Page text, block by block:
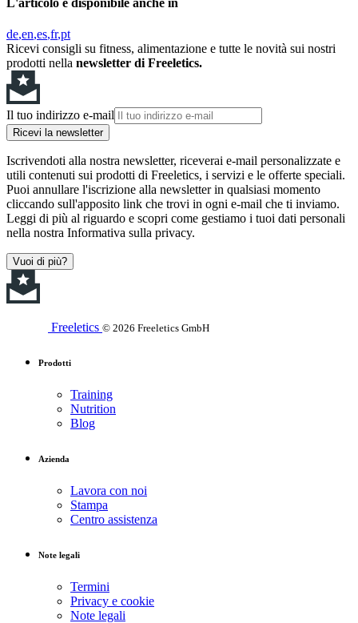
L'articolo è disponibile anche in
de en es fr pt
Ricevi consigli su fitness, alimentazione e tutte le novità sui nostri
prodotti nella newsletter di Freeletics.
Il tuo indirizzo e-mail
Ricevi la newsletter
Iscrivendoti alla nostra newsletter, riceverai e-mail personalizzate e
utili contenuti sui prodotti di Freeletics, i servizi e le offerte speciali.
Puoi annullare l'iscrizione alla newsletter in qualsiasi momento
cliccando sull'apposito link che trovi in ogni e-mail che ti inviamo.
Leggi di più al riguardo e scopri come gestiamo i tuoi dati personali
nella nostra Informativa sulla privacy.
Vuoi di più?
Freeletics © 2026 Freeletics GmbH
Prodotti
Training
Nutrition
Blog
Azienda
Lavora con noi
Stampa
Centro assistenza
Note legali
Termini
Privacy e cookie
Note legali